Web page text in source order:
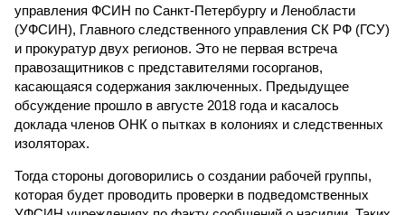
управления ФСИН по Санкт-Петербургу и Ленобласти
(УФСИН), Главного следственного управления СК РФ (ГСУ)
и прокуратур двух регионов. Это не первая встреча
правозащитников с представителями госорганов,
касающаяся содержания заключенных. Предыдущее
обсуждение прошло в августе 2018 года и касалось
доклада членов ОНК о пытках в колониях и следственных
изоляторах.
Тогда стороны договорились о создании рабочей группы,
которая будет проводить проверки в подведомственных